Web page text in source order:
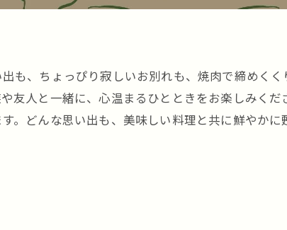
も、ちょっぴり寂しいお別れも、焼肉で締めくく
友人と一緒に、心温まるひとときをお楽しみく
。どんな思い出も、美味しい料理と共に鮮やか